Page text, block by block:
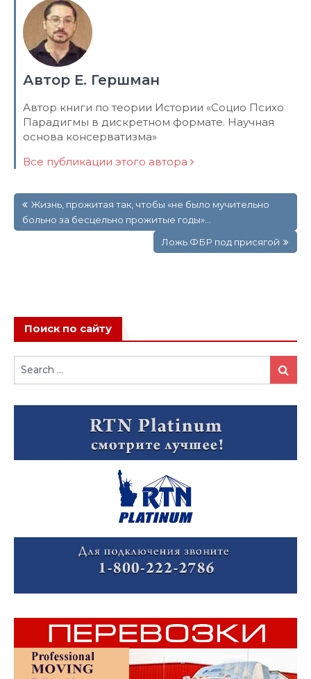
Автор Е. Гершман
Автор книги по теории Истории «Социо Психо
Парадигмы в дискретном формате. Научная
основа консерватизма»
Все публикации этого автора
по
записям
Жизнь, прожитая так, чтобы «не было мучительно
больно за бесцельно прожитые годы»…
Ложь ФБР под присягой
Поиск по сайту
Search
for:
Search